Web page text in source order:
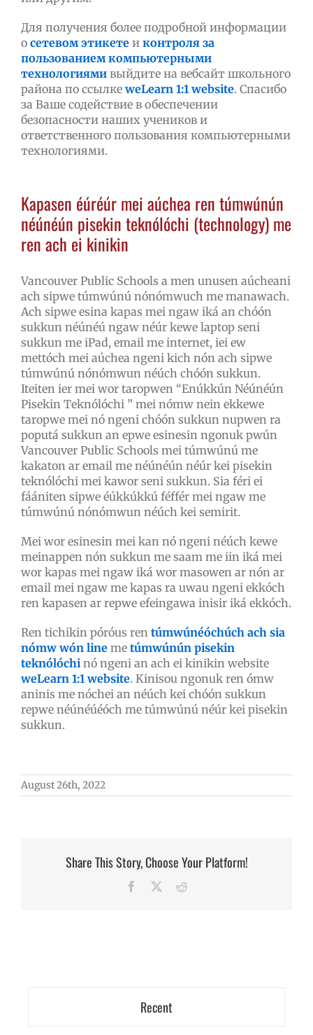
Для получения более подробной информации
о сетевом этикетеи контроля за
пользованием компьютерными
технологиямивыйдите на вебсайт школьного
района по ссылке weLearn 1:1 website. Спасибо
за Ваше содействие в обеспечении
безопасности наших учеников и
ответственного пользования компьютерными
технологиями.
Kapasen éúréúr mei aúchea ren túmwúnún
néúnéún pisekin teknólóchi (technology) me
ren ach ei kinikin
Vancouver Public Schools a men unusen aúcheani
ach sipwe túmwúnú nónómwuch me manawach.
Ach sipwe esina kapas mei ngaw iká an chóón
sukkun néúnéú ngaw néúr kewe laptop seni
sukkun me iPad, email me internet, iei ew
mettóch mei aúchea ngeni kich nón ach sipwe
túmwúnú nónómwun néúch chóón sukkun.
Iteiten ier mei wor taropwen “Enúkkún Néúnéún
Pisekin Teknólóchi ” mei nómw nein ekkewe
taropwe mei nó ngeni chóón sukkun nupwen ra
poputá sukkun an epwe esinesin ngonuk pwún
Vancouver Public Schools mei túmwúnú me
kakaton ar email me néúnéún néúr kei pisekin
teknólóchi mei kawor seni sukkun. Sia féri ei
fáániten sipwe éúkkúkkú féffér mei ngaw me
túmwúnú nónómwun néúch kei semirit.
Mei wor esinesin mei kan nó ngeni néúch kewe
meinappen nón sukkun me saam me iin iká mei
wor kapas mei ngaw iká wor masowen ar nón ar
email mei ngaw me kapas ra uwau ngeni ekkóch
ren kapasen ar repwe efeingawa inisir iká ekkóch.
Ren tichikin póróus ren túmwúnéóchúch ach sia
nómw wón linemetúmwúnún pisekin
teknólóchi nó ngeni an ach ei kinikin website
weLearn 1:1 website. Kinisou ngonuk ren ómw
aninis me nóchei an néúch kei chóón sukkun
repwe néúnéúéóch me túmwúnú néúr kei pisekin
sukkun.
August 26th, 2022
Share This Story, Choose Your Platform!
Facebook Reddit
Recent